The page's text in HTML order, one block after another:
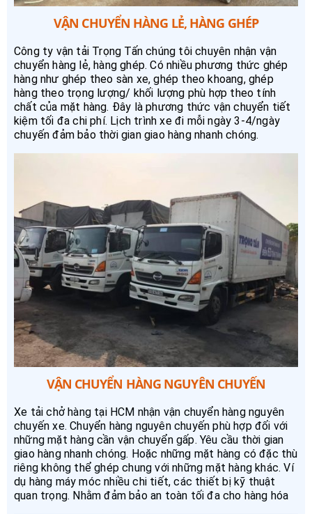
VẬN CHUYỂN HÀNG LẺ, HÀNG GHÉP
Công ty vận tải Trọng Tấn chúng tôi chuyên nhận vận
chuyển hàng lẻ, hàng ghép. Có nhiều phương thức ghép
hàng như ghép theo sàn xe, ghép theo khoang, ghép
hàng theo trọng lượng/ khối lượng phù hợp theo tính
chất của mặt hàng. Đây là phương thức vận chuyển tiết
kiệm tối đa chi phí. Lịch trình xe đi mỗi ngày 3-4/ngày
chuyến đảm bảo thời gian giao hàng nhanh chóng.
VẬN CHUYỂN HÀNG NGUYÊN CHUYẾN
Xe tải chở hàng tại HCM nhận vận chuyển hàng nguyên
chuyến xe. Chuyển hàng nguyên chuyến phù hợp đối với
những mặt hàng cần vận chuyển gấp. Yêu cầu thời gian
giao hàng nhanh chóng. Hoặc những mặt hàng có đặc thù
riêng không thể ghép chung với những mặt hàng khác. Ví
dụ hàng máy móc nhiều chi tiết, các thiết bị kỹ thuật
quan trọng. Nhằm đảm bảo an toàn tối đa cho hàng hóa